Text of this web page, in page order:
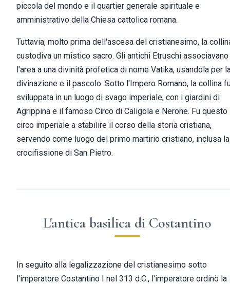
piccola del mondo e il quartier generale spirituale e
amministrativo della Chiesa cattolica romana.
Tuttavia, molto prima dell'ascesa del cristianesimo, la
custodiva un mistico sacro. Gli antichi Etruschi associavano
l'area a una divinità profetica di nome Vatika, usandola per
divinazione e il pascolo. Sotto l'Impero Romano, la collina
sviluppata in un luogo di svago imperiale, con i giardini di
Agrippina e il famoso Circo di Caligola e Nerone. Fu questo
circo imperiale a stabilire il corso della storia cristiana,
servendo come luogo del primo martirio cristiano, inclusa la
crocifissione di San Pietro.
L'antica basilica di Costantino
In seguito alla legalizzazione del cristianesimo sotto
l'imperatore Costantino I nel 313 d.C., l'imperatore ordinò la